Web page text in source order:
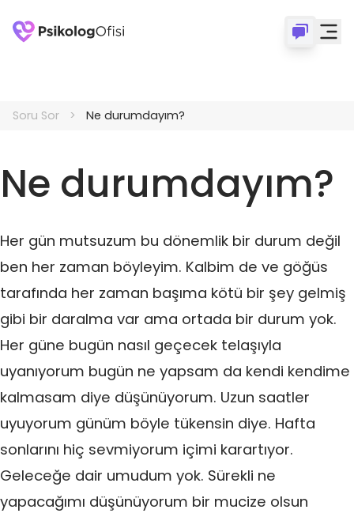
Soru Sor Ne durumdayım?
Ne durumdayım?
Her gün mutsuzum bu dönemlik bir durum değil
ben her zaman böyleyim. Kalbim de ve göğüs
tarafında her zaman başıma kötü bir şey gelmiş
gibi bir daralma var ama ortada bir durum yok.
Her güne bugün nasıl geçecek telaşıyla
uyanıyorum bugün ne yapsam da kendi kendime
kalmasam diye düşünüyorum. Uzun saatler
uyuyorum günüm böyle tükensin diye. Hafta
sonlarını hiç sevmiyorum içimi karartıyor.
Geleceğe dair umudum yok. Sürekli ne
yapacağımı düşünüyorum bir mucize olsun